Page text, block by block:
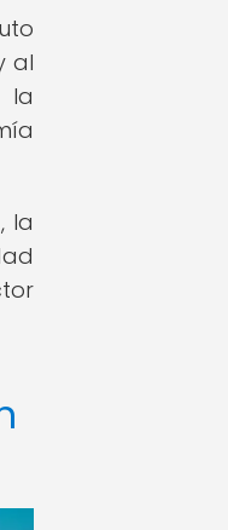
al
la
la